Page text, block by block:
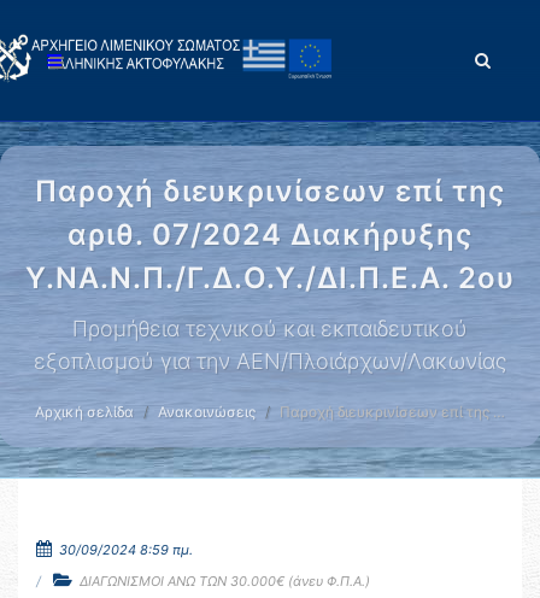
Παροχή διευκρινίσεων επί της
αριθ. 07/2024 Διακήρυξης
Υ.ΝΑ.Ν.Π./Γ.Δ.Ο.Υ./ΔΙ.Π.Ε.Α. 2ου
Προμήθεια τεχνικού και εκπαιδευτικού
εξοπλισμού για την ΑΕΝ/Πλοιάρχων/Λακωνίας
Αρχική σελίδα Ανακοινώσεις Παροχή διευκρινίσεων επί της …
30/09/2024 8:59 πμ.
ΔΙΑΓΩΝΙΣΜΟΙ ΑΝΩ ΤΩΝ 30.000€ (άνευ Φ.Π.Α.)